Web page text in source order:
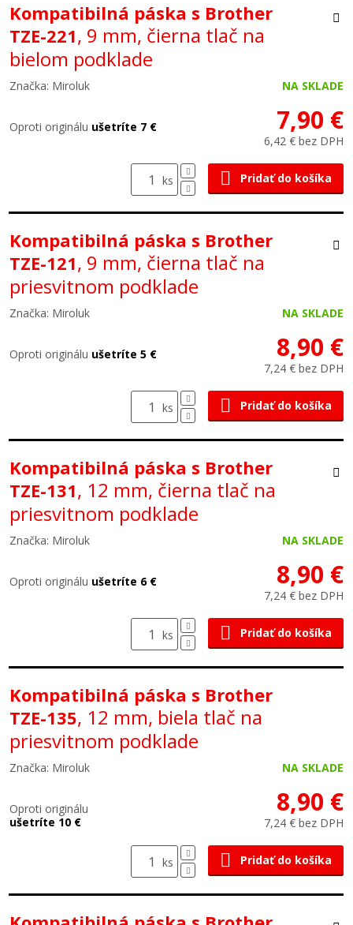
Kompatibilná páska s Brother
TZE-221, 9 mm, čierna tlač na
bielom podklade
Značka: Miroluk NA SKLADE
Oproti originálu ušetríte 7 € 7,90 €
6,42 € bez DPH
ks Pridať do košíka
Kompatibilná páska s Brother
TZE-121, 9 mm, čierna tlač na
priesvitnom podklade
Značka: Miroluk NA SKLADE
Oproti originálu ušetríte 5 € 8,90 €
7,24 € bez DPH
ks Pridať do košíka
Kompatibilná páska s Brother
TZE-131, 12 mm, čierna tlač na
priesvitnom podklade
Značka: Miroluk NA SKLADE
Oproti originálu ušetríte 6 € 8,90 €
7,24 € bez DPH
ks Pridať do košíka
Kompatibilná páska s Brother
TZE-135, 12 mm, biela tlač na
priesvitnom podklade
Značka: Miroluk NA SKLADE
Oproti originálu
ušetríte 10 €
8,90 €
7,24 € bez DPH
ks Pridať do košíka